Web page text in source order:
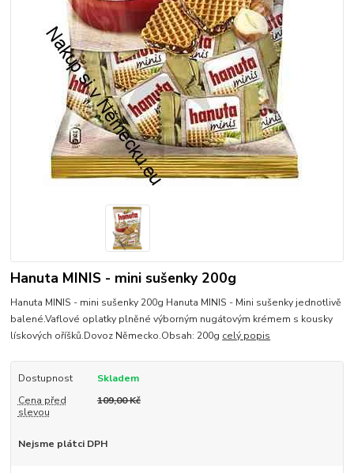
Hanuta MINIS - mini sušenky 200g
Hanuta MINIS - mini sušenky 200g Hanuta MINIS - Mini sušenky jednotlivě
balené.Vaflové oplatky plněné výborným nugátovým krémem s kousky
lískových oříšků.Dovoz Německo.Obsah: 200g celý popis
Dostupnost
Skladem
Cena před
slevou
109,00 Kč
Nejsme plátci DPH